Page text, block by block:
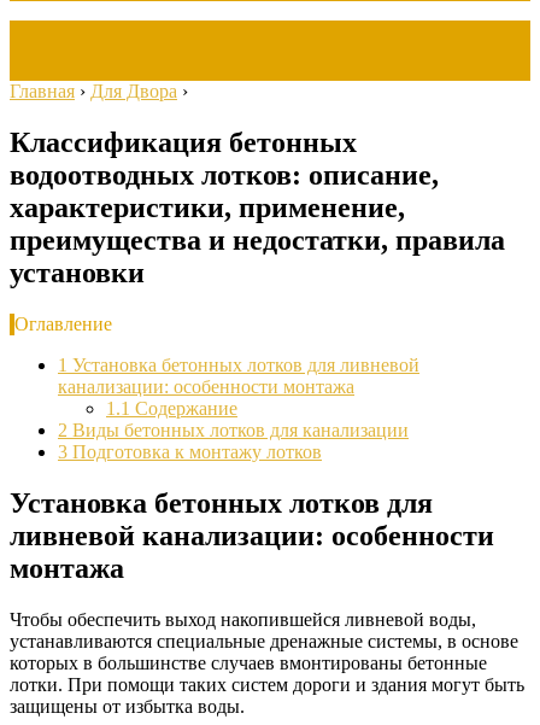
Главная › Для Двора ›
Классификация бетонных
водоотводных лотков: описание,
характеристики, применение,
преимущества и недостатки, правила
установки
Оглавление
1 Установка бетонных лотков для ливневой
канализации: особенности монтажа
1.1 Содержание
2 Виды бетонных лотков для канализации
3 Подготовка к монтажу лотков
Установка бетонных лотков для
ливневой канализации: особенности
монтажа
Чтобы обеспечить выход накопившейся ливневой воды,
устанавливаются специальные дренажные системы, в основе
которых в большинстве случаев вмонтированы бетонные
лотки. При помощи таких систем дороги и здания могут быть
защищены от избытка воды.